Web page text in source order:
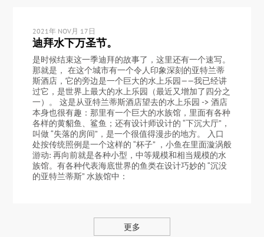
2021年 NOV月 17日
迪拜水下万圣节。
是时候结束这一季迪拜的故事了，这里还有一个速写。
那就是， 在这个城市有一个令人印象深刻的亚特兰蒂
斯酒店，它的旁边是一个巨大的水上乐园——我已经讲
过它，是世界上最大的水上乐园（最近又增加了四分之
一）。 这是从亚特兰蒂斯酒店望去的水上乐园 -> 酒店
本身也很有趣：那里有一个巨大的水族馆，里面有各种
各样的黄貂鱼、鲨鱼；还有设计师设计的 “下沉大厅”，
叫做 “失落的房间”，是一个很值得漫步的地方。 入口
处按传统照例是一个这样的 “杯子” ，小鱼在里面漩涡般
游动: 再向前就是各种小型，中等规模和相当规模的水
族馆。有各种代表海底世界的鱼类在设计巧妙的 “沉没
的亚特兰蒂斯” 水族馆中：
更多